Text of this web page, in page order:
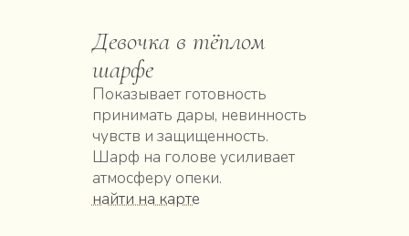
Девочка в тёплом
шарфе
Показывает готовность
принимать дары, невинность
чувств и защищенность.
Шарф на голове усиливает
атмосферу опеки.
найти на карте